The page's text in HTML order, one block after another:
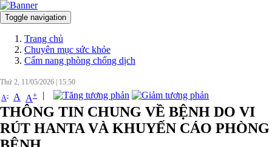
Toggle navigation
Trang chủ
Chuyên mục sức khỏe
Cẩm nang phòng chống dịch
Thứ 2, 11/05/2026
15:50
A- A A+ |
THÔNG TIN CHUNG VỀ BỆNH DO VI
RÚT HANTA VÀ KHUYẾN CÁO PHÒNG